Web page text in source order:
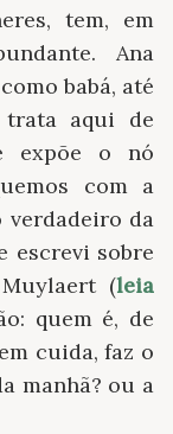
tem, em
Ana
babá, até
aqui de
expõe o nó
com a
verdadeiro da
escrevi sobre
(leia
quem é, de
cuida, faz o
manhã? ou a